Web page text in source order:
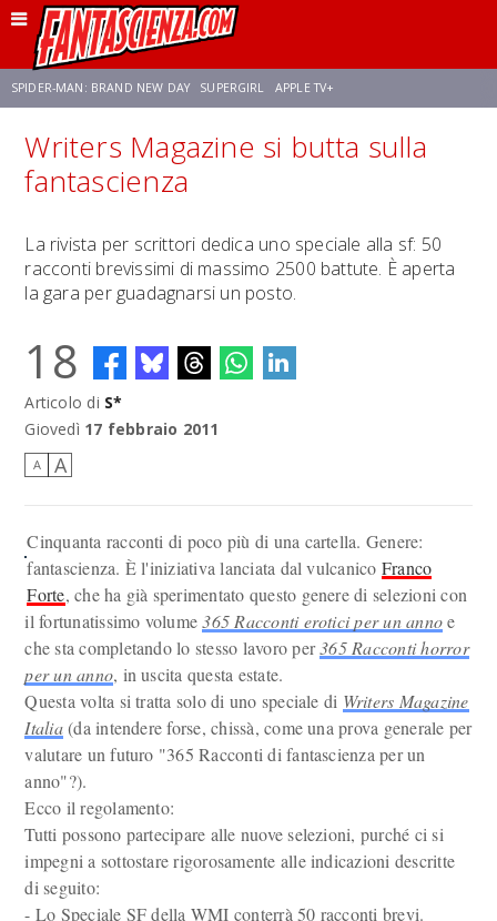
SPIDER-MAN: BRAND NEW DAY SUPERGIRL APPLE TV+
FRANCO RICCIARDIELLO ZENDAYA STAR TREK AVENGERS: DOOMSDAY
Writers Magazine si butta sulla
fantascienza
La rivista per scrittori dedica uno speciale alla sf: 50
racconti brevissimi di massimo 2500 battute. È aperta
la gara per guadagnarsi un posto.
18
Articolo di S*
Giovedì 17 febbraio 2011
A A
Cinquanta racconti di poco più di una cartella. Genere:
fantascienza. È l'iniziativa lanciata dal vulcanico Franco
Forte, che ha già sperimentato questo genere di selezioni con
il fortunatissimo volume365 Racconti erotici per un annoe
che sta completando lo stesso lavoro per365 Racconti horror
per un anno, in uscita questa estate.
Questa volta si tratta solo di uno speciale di Writers Magazine
Italia(da intendere forse, chissà, come una prova generale per
valutare un futuro "365 Racconti di fantascienza per un
anno"?).
Ecco il regolamento:
Tutti possono partecipare alle nuove selezioni, purché ci si
impegni a sottostare rigorosamente alle indicazioni descritte
di seguito:
- Lo Speciale SF della WMI conterrà 50 racconti brevi.